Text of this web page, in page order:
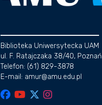
Biblioteka Uniwersytecka UAM
ul. F. Ratajczaka 38/40, Poznań
Telefon: (61) 829-3878
E-mail: amur@amu.edu.pl